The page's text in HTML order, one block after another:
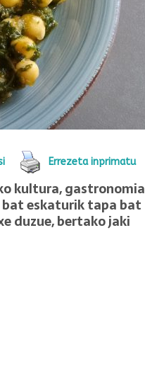
Errezeta inprimatu
kultura, gastronomia
eskaturik tapa bat
duzue, bertako jaki